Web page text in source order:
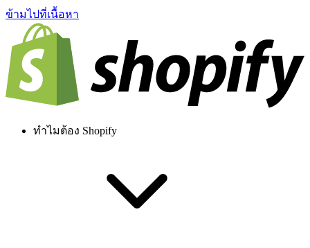
ข้ามไปที่เนื้อหา
ทำไมต้อง Shopify